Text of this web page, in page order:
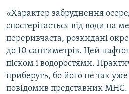
«Характер забруднення
спостерігається від води на
переривчаста, розкидані
до 10 сантиметрів. Цей
піском і водоростями.
приберуть, бо його не так уже
повідомив представник МНС.